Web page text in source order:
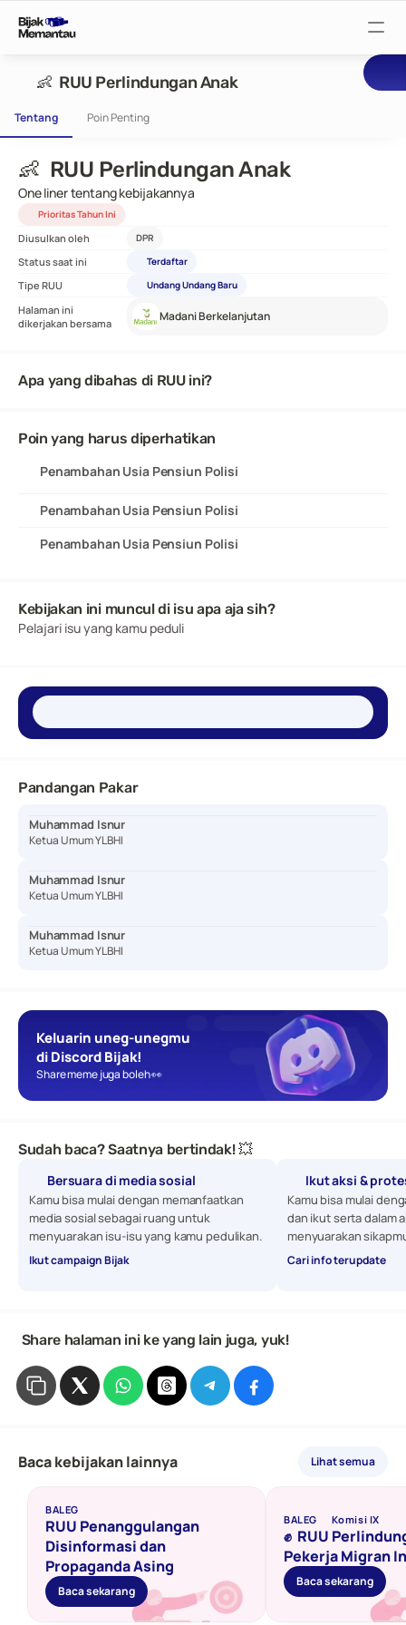
👶  RUU Perlindungan Anak
Tentang Poin Penting
👶  RUU Perlindungan Anak
One liner tentang kebijakannya
Prioritas Tahun Ini
Diusulkan oleh DPR
Status saat ini Terdaftar
Tipe RUU Undang Undang Baru
Halaman ini
dikerjakan bersama
Madani Berkelanjutan
Apa yang dibahas di RUU ini?
Poin yang harus diperhatikan
Penambahan Usia Pensiun Polisi
Penambahan Usia Pensiun Polisi
Penambahan Usia Pensiun Polisi
Kebijakan ini muncul di isu apa aja sih?
Pelajari isu yang kamu peduli
Pandangan Pakar
Muhammad Isnur
Ketua Umum YLBHI
Muhammad Isnur
Ketua Umum YLBHI
Muhammad Isnur
Ketua Umum YLBHI
Keluarin uneg-unegmu
di Discord Bijak!
Share meme juga boleh 👀
Sudah baca? Saatnya bertindak! 💥
Bersuara di media sosial
Kamu bisa mulai dengan memanfaatkan
media sosial sebagai ruang untuk
menyuarakan isu-isu yang kamu pedulikan.
Ikut campaign Bijak
Ikut aksi &
Kamu bisa mulai
dan ikut serta dalam
menyuarakan
Cari info terupdate
Share halaman ini ke yang lain juga, yuk!
Baca kebijakan lainnya Lihat semua
BALEG
RUU Penanggulangan
Disinformasi dan
Propaganda Asing
Baca sekarang
BALEG Komisi IX
✊  RUU
Pekerja Migran
Baca sekarang
Pantau Tuntutan
Pantau RUU
Pantau Rapat
Pantau Pejabat
Suarakan